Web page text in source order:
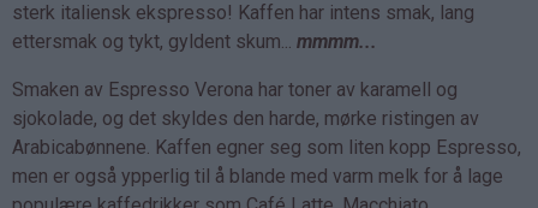
sterk italiensk ekspresso! Kaffen har intens smak, lang
ettersmak og tykt, gyldent skum... mmmm...
Smaken av Espresso Verona har toner av karamell og
sjokolade, og det skyldes den harde, mørke ristingen av
Arabicabønnene. Kaffen egner seg som liten kopp Espresso,
men er også ypperlig til å blande med varm melk for å lage